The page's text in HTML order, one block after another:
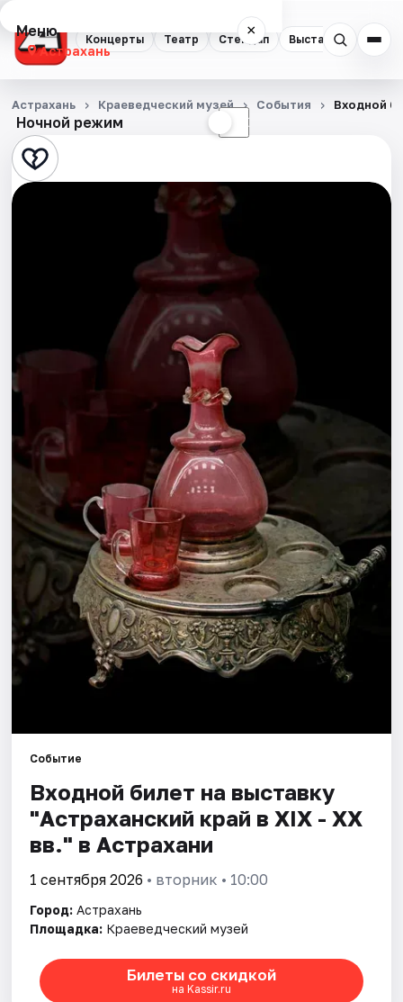
Концерты Театр Стендап Выставки
Меню ×
Астрахань
Концерты
Театр
Стендап
Спорт
События
Города
Площадки
Артисты
Рейтинги
Ночной режим ☾
Астрахань Краеведческий музей События Входной
Событие
Входной билет на выставку
"Астраханский край в XIX - XX
вв." в Астрахани
1 сентября 2026 • вторник • 10:00
Город: Астрахань
Площадка: Краеведческий музей
Билеты со скидкой
на Kassir.ru